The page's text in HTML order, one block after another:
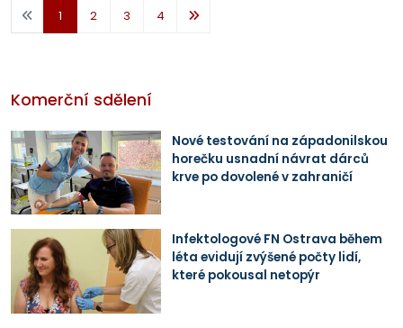
1 2 3 4
Komerční sdělení
Nové testování na západonilskou
horečku usnadní návrat dárců
krve po dovolené v zahraničí
Infektologové FN Ostrava během
léta evidují zvýšené počty lidí,
které pokousal netopýr